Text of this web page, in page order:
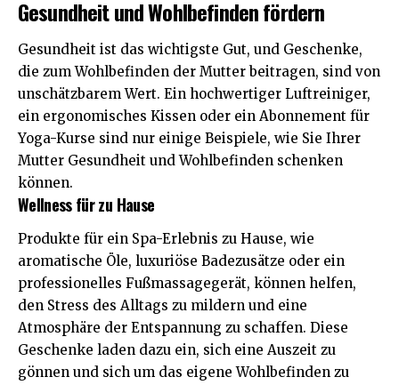
Gesundheit und Wohlbefinden fördern
Gesundheit ist das wichtigste Gut, und Geschenke,
die zum Wohlbefinden der Mutter beitragen, sind von
unschätzbarem Wert. Ein hochwertiger Luftreiniger,
ein ergonomisches Kissen oder ein Abonnement für
Yoga-Kurse sind nur einige Beispiele, wie Sie Ihrer
Mutter Gesundheit und Wohlbefinden schenken
können.
Wellness für zu Hause
Produkte für ein Spa-Erlebnis zu Hause, wie
aromatische Öle, luxuriöse Badezusätze oder ein
professionelles Fußmassagegerät, können helfen,
den Stress des Alltags zu mildern und eine
Atmosphäre der Entspannung zu schaffen. Diese
Geschenke laden dazu ein, sich eine Auszeit zu
gönnen und sich um das eigene Wohlbefinden zu